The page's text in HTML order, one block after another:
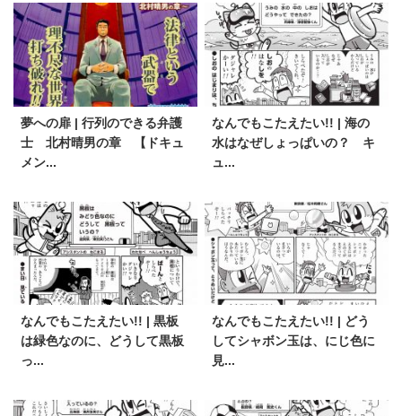
夢への扉 | 行列のできる弁護
士 北村晴男の章 【ドキュ
メン...
なんでもこたえたい!! | 海の
水はなぜしょっぱいの？ キ
ュ...
なんでもこたえたい!! | 黒板
は緑色なのに、どうして黒板
っ...
なんでもこたえたい!! | どう
してシャボン玉は、にじ色に
見...